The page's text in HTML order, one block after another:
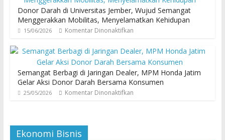
Donor Darah di Universitas Jember, Wujud Semangat
Menggerakkan Mobilitas, Menyelamatkan Kehidupan
15/06/2026 Komentar Dinonaktifkan
Semangat Berbagi di Jaringan Dealer, MPM Honda Jatim
Gelar Aksi Donor Darah Bersama Konsumen
25/05/2026 Komentar Dinonaktifkan
Ekonomi Bisnis